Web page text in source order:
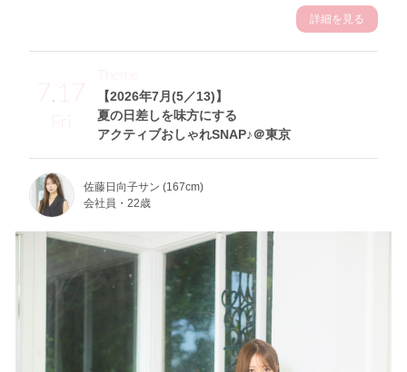
詳細を見る
7.17
Fri
【2026年7月(5／13)】
夏の日差しを味方にする
アクティブおしゃれSNAP♪＠東京
Theme
佐藤日向子サン (167cm)
会社員・22歳